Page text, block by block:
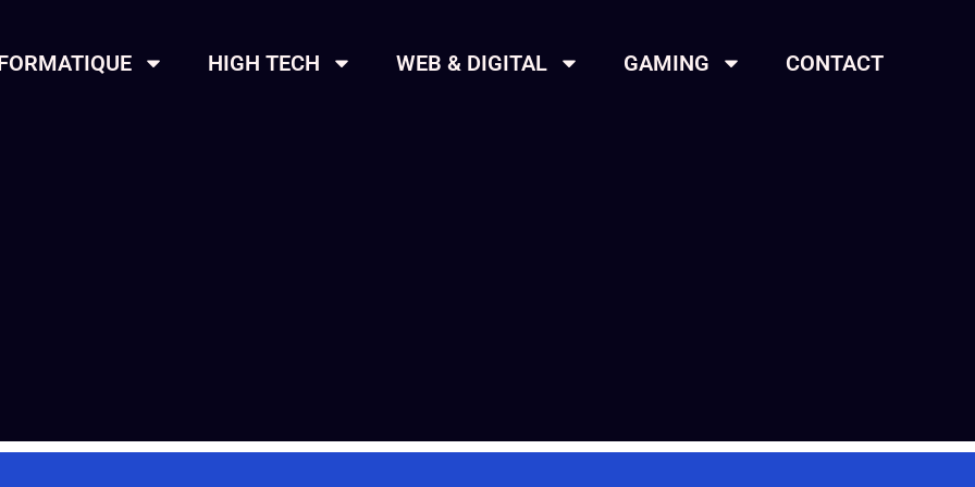
HIGH TECH WEB & DIGITAL GAMING CONTACT